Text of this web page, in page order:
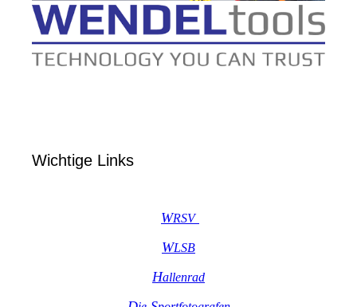
Wichtige Links
WRSV
WLSB
Hallenrad